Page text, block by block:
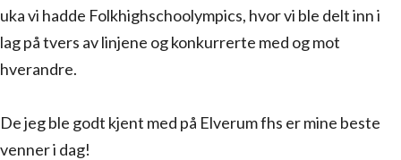
uka vi hadde Folkhighschoolympics, hvor vi ble delt inn i
lag på tvers av linjene og konkurrerte med og mot
hverandre.
De jeg ble godt kjent med på Elverum fhs er mine beste
venner i dag!